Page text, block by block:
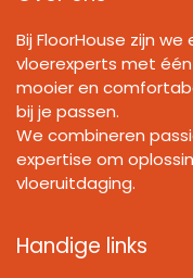
Bij FloorHouse zijn
vloerexperts met één
mooier en
bij je passen.
We combineren
expertise om
vloeruitdaging.
Handige links